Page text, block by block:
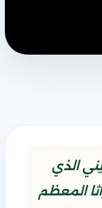
الذي
المعظم